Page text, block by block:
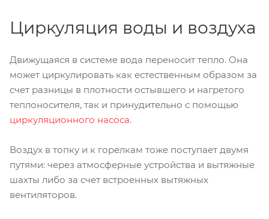
Циркуляция воды и воздуха
Движущаяся в системе вода переносит тепло. Она
может циркулировать как естественным образом за
счет разницы в плотности остывшего и нагретого
теплоносителя, так и принудительно с помощью
циркуляционного насоса.
Воздух в топку и к горелкам тоже поступает двумя
путями: через атмосферные устройства и вытяжные
шахты либо за счет встроенных вытяжных
вентиляторов.